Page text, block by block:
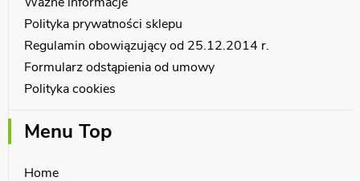
Polityka prywatności sklepu
Regulamin obowiązujący od 25.12.2014 r.
Formularz odstąpienia od umowy
Polityka cookies
Menu Top
Home